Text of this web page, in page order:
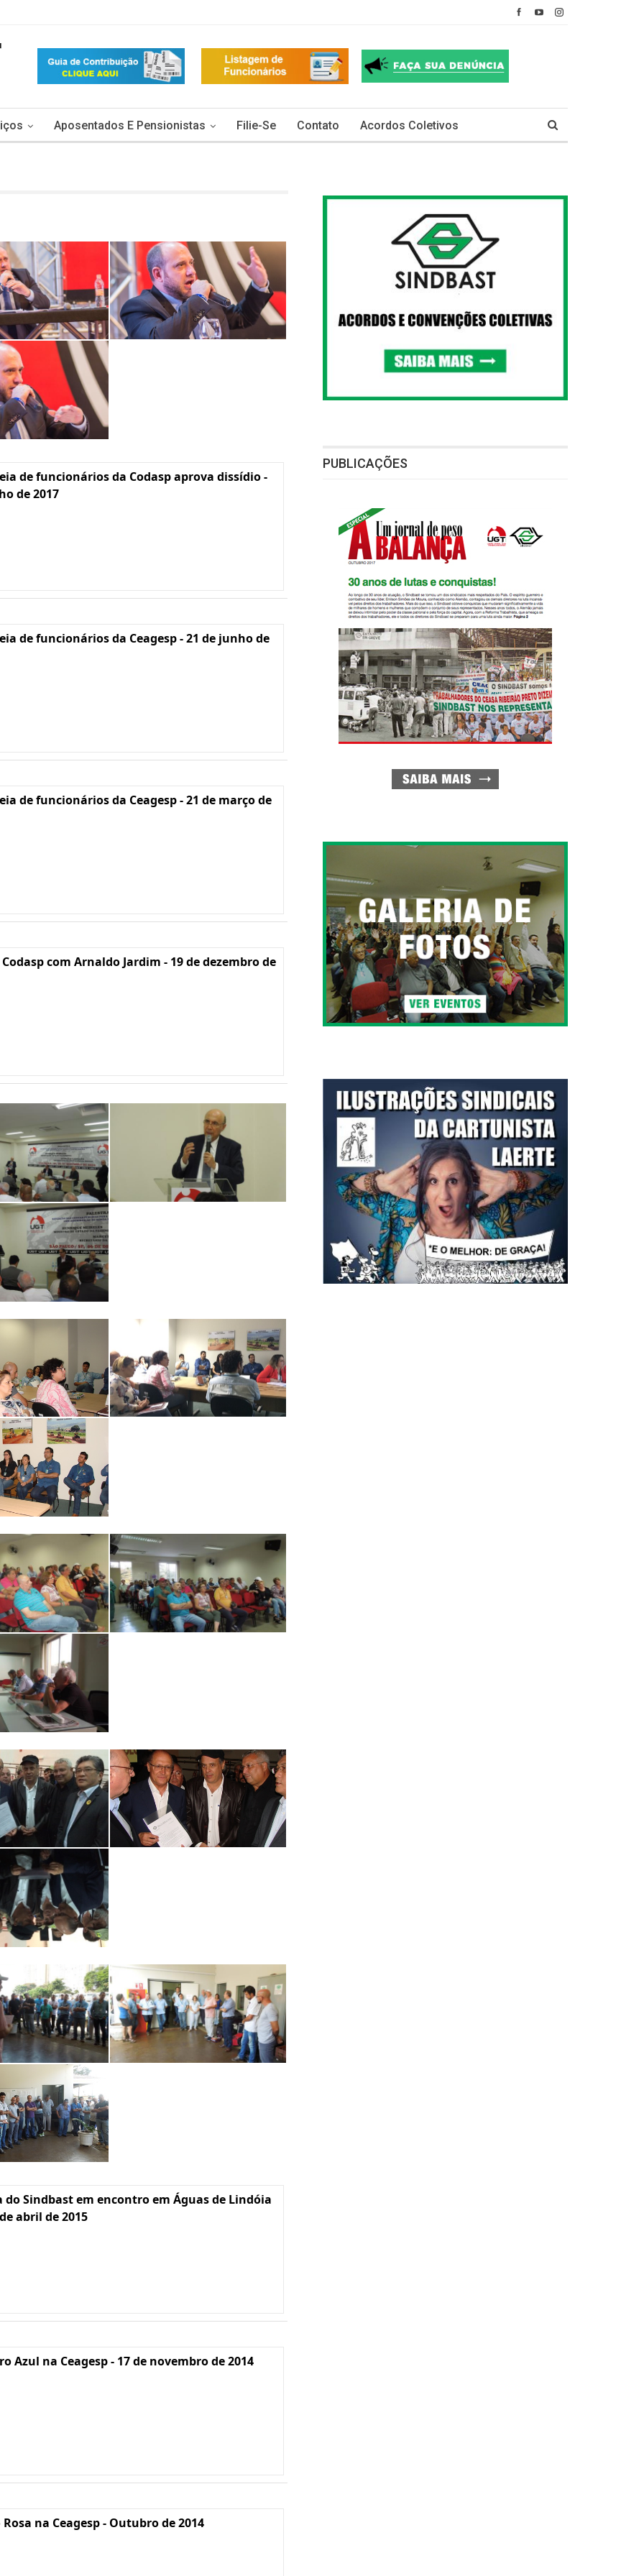
Aposentados E Pensionistas Filie-Se Contato Acordos Coletivos
de funcionários da Codasp aprova dissídio -
de 2017
de funcionários da Ceagesp - 21 de junho de
de funcionários da Ceagesp - 21 de março de
com Arnaldo Jardim - 19 de dezembro de
Sindbast em encontro em Águas de Lindóia
abril de 2015
Azul na Ceagesp - 17 de novembro de 2014
na Ceagesp - Outubro de 2014
PUBLICAÇÕES